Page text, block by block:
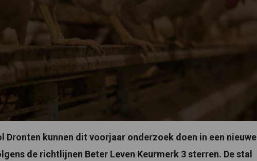
Dronten kunnen dit voorjaar onderzoek doen in een nieuwe
de richtlijnen Beter Leven Keurmerk 3 sterren. De stal